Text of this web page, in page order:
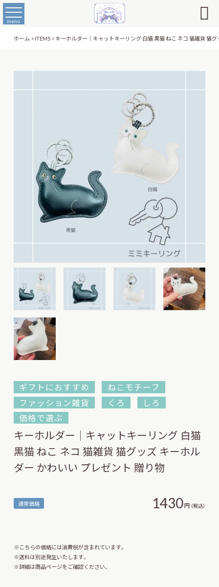
menu 
ホーム>ITEMS>キーホルダー｜キャットキーリング 白猫 黒猫 ねこ ネコ 猫雑貨 猫
ギフトにおすすめ
ねこモチーフ
ファッション雑貨
くろ
しろ
価格で選ぶ
キーホルダー｜キャットキーリング 白猫
黒猫 ねこ ネコ 猫雑貨 猫グッズ キーホル
ダー かわいい プレゼント 贈り物
通常価格 1430円 （税込）
※こちらの価格には消費税が含まれています。
※送料は別途発生いたします。
※詳細は商品ページをご確認ください。